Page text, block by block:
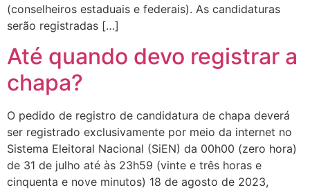
(conselheiros estaduais e federais). As candidaturas
serão registradas […]
Até quando devo registrar a
chapa?
O pedido de registro de candidatura de chapa deverá
ser registrado exclusivamente por meio da internet no
Sistema Eleitoral Nacional (SiEN) da 00h00 (zero hora)
de 31 de julho até às 23h59 (vinte e três horas e
cinquenta e nove minutos) 18 de agosto de 2023,